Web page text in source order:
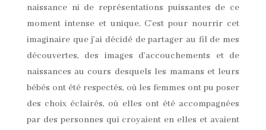
naissance ni de représentations puissantes de ce
moment intense et unique. C’est pour nourrir cet
imaginaire que j’ai décidé de partager au fil de mes
découvertes, des images d’accouchements et de
naissances au cours desquels les mamans et leurs
bébés ont été respectés, où les femmes ont pu poser
des choix éclairés, où elles ont été accompagnées
par des personnes qui croyaient en elles et avaient